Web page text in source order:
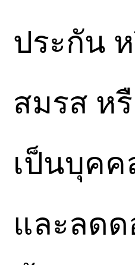
ประกัน
สมรส ห
เป็นบุค
และลดด